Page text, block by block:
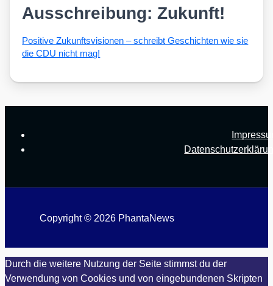
Ausschreibung: Zukunft!
Posi­ti­ve Zukunfts­vi­sio­nen – schreibt Geschich­ten wie sie
die CDU nicht mag!
Copyright © 2026 PhantaNews
Durch die weitere Nutzung der Seite stimmst du der
Verwendung von Cookies und von eingebundenen Skripten